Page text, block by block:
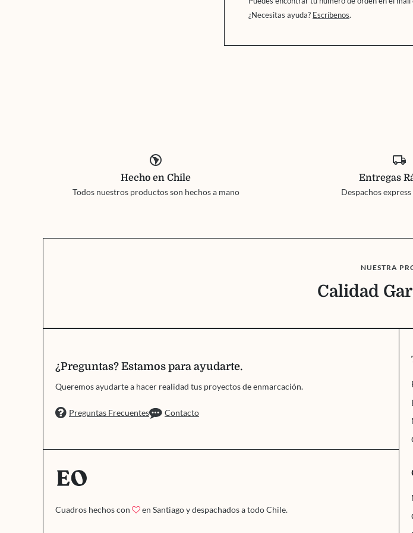
¿Necesitas ayuda? Escríbenos.
south_america
Hecho en Chile
Todos nuestros productos son hechos a mano
local_shipping
Entregas
Despachos
NUESTRA
Calidad
¿Preguntas? Estamos para ayudarte.
Queremos ayudarte a hacer realidad tus proyectos de enmarcación.
Preguntas Frecuentes Contacto
Cuadros hechos con en Santiago y despachados a todo Chile.